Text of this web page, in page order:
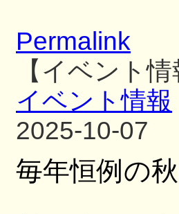
Permalink
【イベント
イベント情報
2025-10-07
毎年恒例の秋